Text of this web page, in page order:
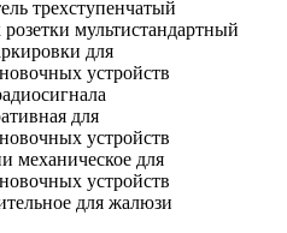
трехступенчатый
мультистандартный
для
устройств
для
устройств
механическое для
устройств
для жалюзи